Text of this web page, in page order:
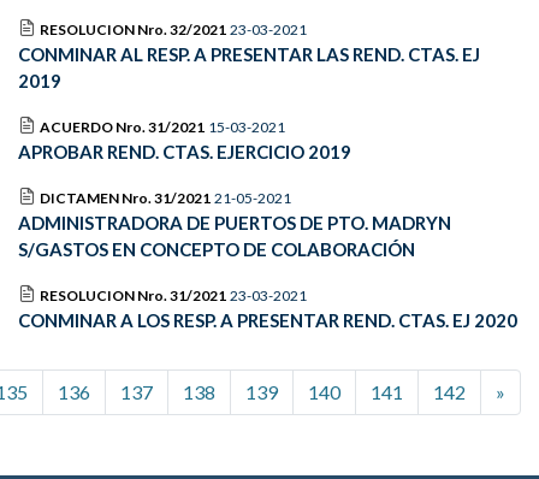
RESOLUCION Nro. 32/2021 23-03-2021
CONMINAR AL RESP. A PRESENTAR LAS REND. CTAS. EJ
2019
ACUERDO Nro. 31/2021 15-03-2021
APROBAR REND. CTAS. EJERCICIO 2019
DICTAMEN Nro. 31/2021 21-05-2021
ADMINISTRADORA DE PUERTOS DE PTO. MADRYN
S/GASTOS EN CONCEPTO DE COLABORACIÓN
RESOLUCION Nro. 31/2021 23-03-2021
CONMINAR A LOS RESP. A PRESENTAR REND. CTAS. EJ 2020
136 137 138 139 140 141 142 »